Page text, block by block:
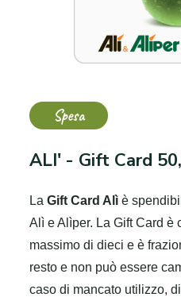
Spesa
ALI' - Gift Card
LaGift Card Alì è
Alì e Alìper. La Gift Card è
massimo di dieci e è
resto e non può essere
caso di mancato utilizzo,